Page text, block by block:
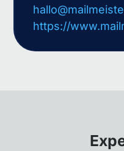
https://